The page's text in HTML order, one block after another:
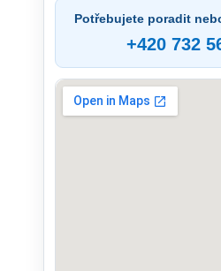
Potřebujete poradit
+420 732